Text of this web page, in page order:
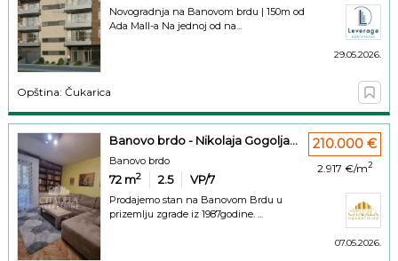
Novogradnja na Banovom brdu | 150m od
Ada Mall-a Na jednoj od na...
29.05.2026.
Opština: Čukarica
Banovo brdo - Nikolaja Gogolja...
Banovo brdo
72 m2 2.5 VP/7
Prodajemo stan na Banovom Brdu u
prizemlju zgrade iz 1987godine. ...
210.000 €
2.917 €/m2
07.05.2026.